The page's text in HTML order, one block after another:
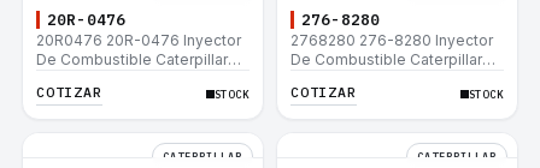
20R-0476
20R0476 20R-0476 Inyector
De Combustible Caterpillar®
COTIZAR STOCK
276-8280
2768280 276-8280 Inyector
De Combustible Caterpillar®
COTIZAR STOCK
CATERPILLAR CATERPILLAR